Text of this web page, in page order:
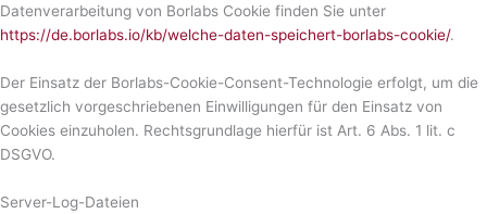
Datenverarbeitung von Borlabs Cookie finden Sie unter
https://de.borlabs.io/kb/welche-daten-speichert-borlabs-cookie/.
Der Einsatz der Borlabs-Cookie-Consent-Technologie erfolgt, um die
gesetzlich vorgeschriebenen Einwilligungen für den Einsatz von
Cookies einzuholen. Rechtsgrundlage hierfür ist Art. 6 Abs. 1 lit. c
DSGVO.
Server-Log-Dateien